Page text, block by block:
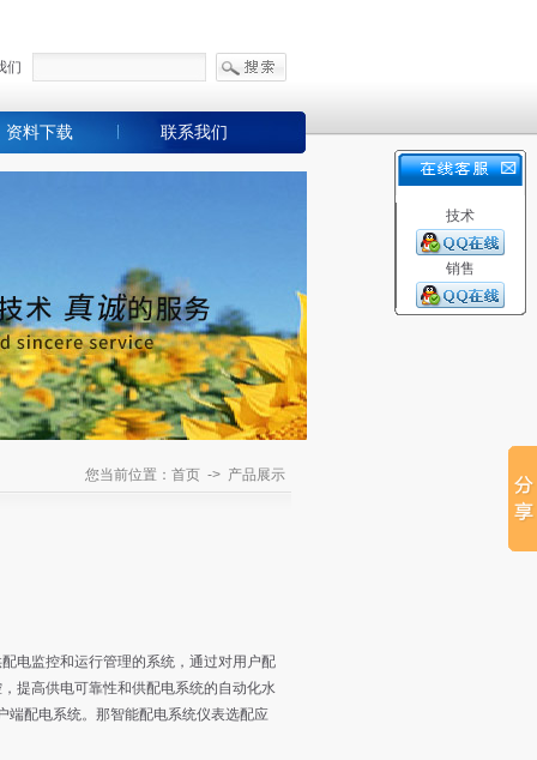
们
资料下载 联系我们
您当前位置：首页 -> 产品展示
电监控和运行管理的系统，通过对用户配
提高供电可靠性和供配电系统的自动化水
端配电系统。那智能配电系统仪表选配应
技术
销售